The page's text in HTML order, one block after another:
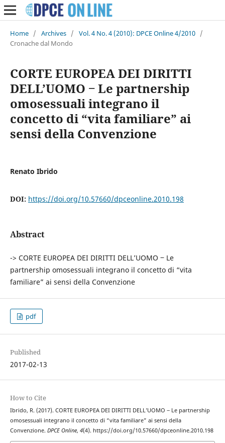
Home / Archives / Vol. 4 No. 4 (2010): DPCE Online 4/2010 /
Cronache dal Mondo
CORTE EUROPEA DEI DIRITTI
DELL’UOMO ‒ Le partnership
omosessuali integrano il
concetto di “vita familiare” ai
sensi della Convenzione
Renato Ibrido
DOI: https://doi.org/10.57660/dpceonline.2010.198
Abstract
-> CORTE EUROPEA DEI DIRITTI DELL’UOMO ‒ Le
partnership omosessuali integrano il concetto di “vita
familiare” ai sensi della Convenzione
pdf
Published
2017-02-13
How to Cite
Ibrido, R. (2017). CORTE EUROPEA DEI DIRITTI DELL’UOMO ‒ Le partnership
omosessuali integrano il concetto di “vita familiare” ai sensi della
Convenzione. DPCE Online, 4(4). https://doi.org/10.57660/dpceonline.2010.198